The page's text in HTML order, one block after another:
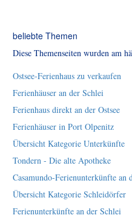
beliebte Themen
Diese Themenseiten wurden am
Ostsee-Ferienhaus zu verkaufen
Ferienhäuser an der Schlei
Ferienhaus direkt an der Ostsee
Ferienhäuser in Port Olpenitz
Übersicht Kategorie Unterkünfte
Tondern - Die alte Apotheke
Casamundo-Ferienunterkünfte an
Übersicht Kategorie Schleidörfer
Ferienunterkünfte an der Schlei